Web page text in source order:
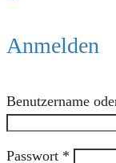
Anmelden
Benutzername
Passwort *